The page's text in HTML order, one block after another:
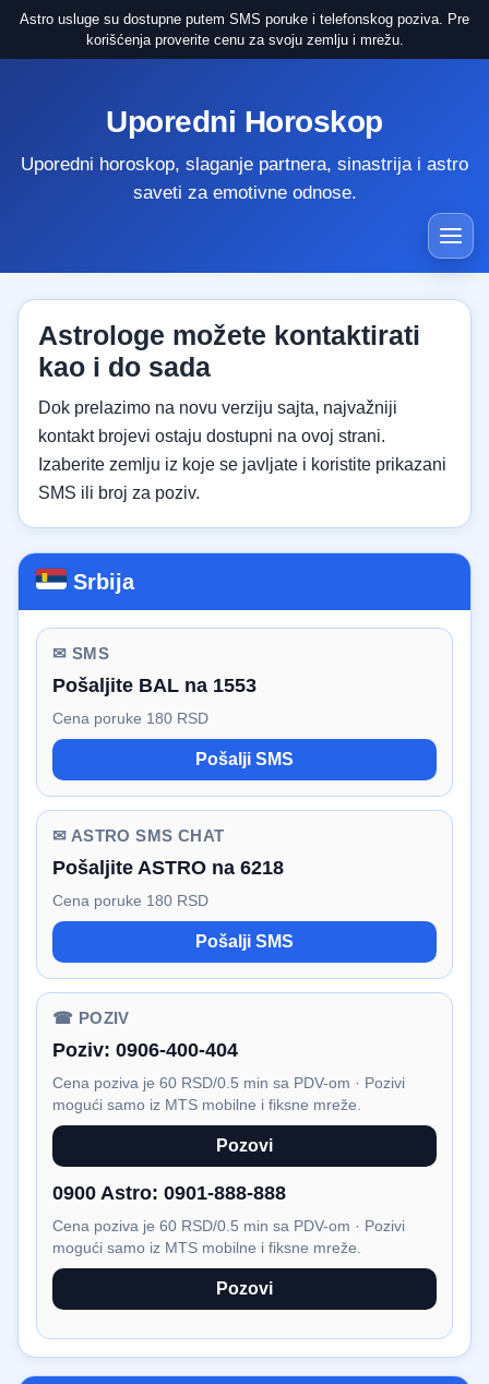
Astro usluge su dostupne putem SMS poruke i telefonskog poziva. Pre
korišćenja proverite cenu za svoju zemlju i mrežu.
Uporedni Horoskop
Uporedni horoskop, slaganje partnera, sinastrija i astro
saveti za emotivne odnose.
Astrologe možete kontaktirati
kao i do sada
Dok prelazimo na novu verziju sajta, najvažniji
kontakt brojevi ostaju dostupni na ovoj strani.
Izaberite zemlju iz koje se javljate i koristite prikazani
SMS ili broj za poziv.
Srbija
✉ SMS
Pošaljite BAL na 1553
Cena poruke 180 RSD
Pošalji SMS
✉ ASTRO SMS CHAT
Pošaljite ASTRO na 6218
Cena poruke 180 RSD
Pošalji SMS
☎ POZIV
Poziv: 0906-400-404
Cena poziva je 60 RSD/0.5 min sa PDV-om · Pozivi
mogući samo iz MTS mobilne i fiksne mreže.
Pozovi
0900 Astro: 0901-888-888
Cena poziva je 60 RSD/0.5 min sa PDV-om · Pozivi
mogući samo iz MTS mobilne i fiksne mreže.
Pozovi